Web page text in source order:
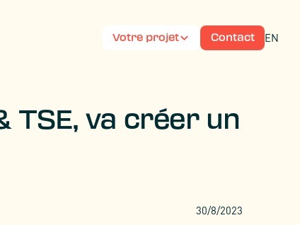
Votre projet Contact EN
TSE, va créer un
30/8/2023